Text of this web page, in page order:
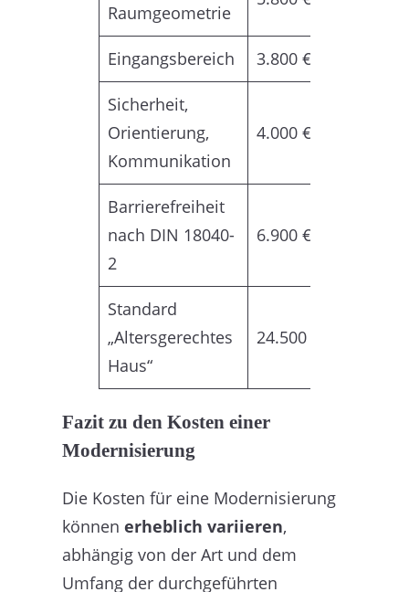
Raumgeometrie
Eingangsbereich 3.800 €
Sicherheit,
Orientierung,
Kommunikation
4.000 €
Barrierefreiheit
nach DIN 18040-
2
6.900 €
Standard
„Altersgerechtes
Haus“
24.500 €
Fazit zu den Kosten einer
Modernisierung
Die Kosten für eine Modernisierung
können erheblich variieren,
abhängig von der Art und dem
Umfang der durchgeführten